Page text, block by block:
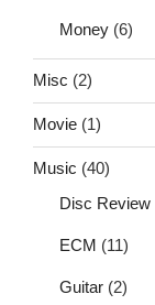
Money (6)
Misc (2)
Movie (1)
Music (40)
Disc Review
ECM (11)
Guitar (2)